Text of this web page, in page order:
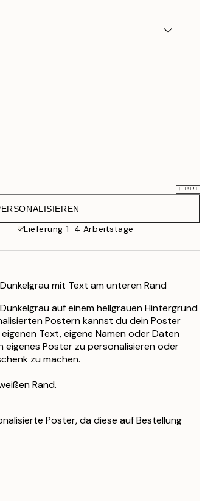
31,95 €
41,95 €
Lieferung 1-4 Arbeitstage
mit Text am unteren Rand
auf einem hellgrauen Hintergrund
Postern kannst du dein Poster
Text, eigene Namen oder Daten
eigenes Poster zu personalisieren oder
zu machen.
Rand.
Poster, da diese auf Bestellung